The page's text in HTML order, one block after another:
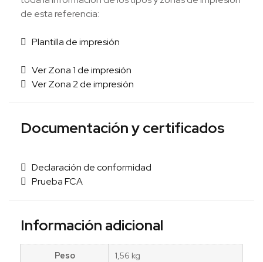
de esta referencia:
Plantilla de impresión
Ver Zona 1 de impresión
Ver Zona 2 de impresión
Documentación y certificados
Declaración de conformidad
Prueba FCA
Información adicional
Peso
1,56 kg